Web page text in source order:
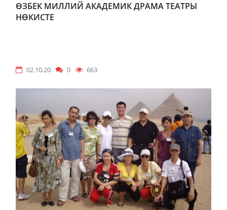
ӨЗБЕК МИЛЛИЙ АКАДЕМИК ДРАМА ТЕАТРЫ
НӨКИСТЕ
02.10.20 0 663